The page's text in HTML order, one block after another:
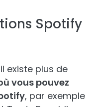
Spotify
existe plus de
vous pouvez
, par exemple